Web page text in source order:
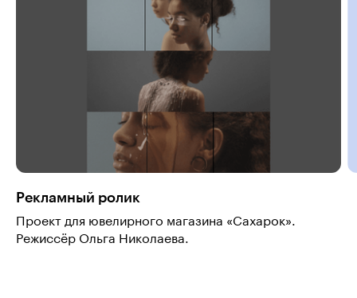
Рекламный ролик
Проект для ювелирного магазина «Сахарок».
Режиссёр Ольга Николаева.